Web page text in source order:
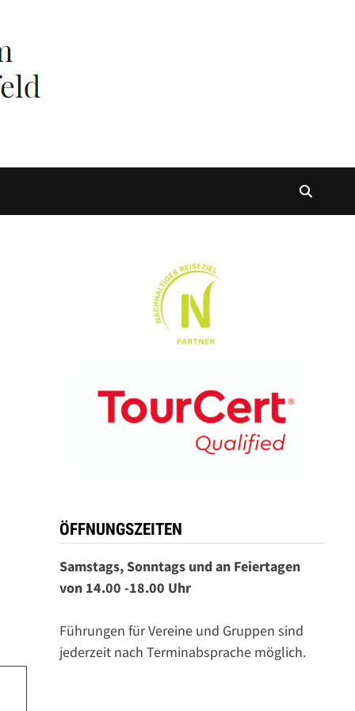
ÖFFNUNGSZEITEN
Samstags, Sonntags und an Feiertagen
von 14.00 -18.00 Uhr
Führungen für Vereine und Gruppen sind
jederzeit nach Terminabsprache möglich.